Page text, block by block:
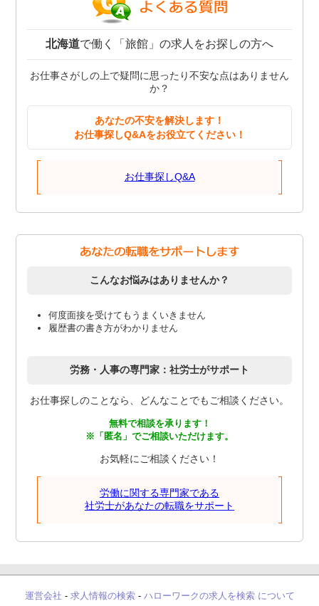
北海道で働く「旅館」の求人をお探しの方へ
お仕事さがしの上で疑問に思ったり不安な点はありません
か？
あなたの不安を解決します！
お仕事探しQ&Aをお役立てください！
お仕事探しQ&A
こんなお悩みはありませんか？
何度面接を受けてもうまくいきません
履歴書の書き方がわかりません
労務・人事の専門家：社労士がサポート
お仕事探しのことなら、どんなことでもご相談ください。
無料で相談を承ります！
※「匿名」でご相談いただけます。
お気軽にご相談ください！
労働に関する専門家である
社労士があなたの転職をサポート
運営会社 - 求人情報の検索- ハローワークの求人を検索 について